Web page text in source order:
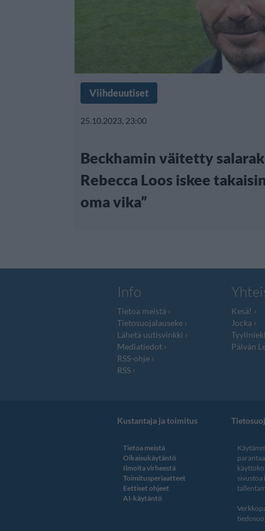
Viihdeuutiset
25.10.2023, 23:00
Beckhamin väitetty
Rebecca Loos iskee
oma vika”
Info
Tietoa meistä
Tietosuojalauseke
Lähetä uutisvinkki
Mediatiedot
RSS-ohje
RSS
Kesä!
Jocka
Päivän
Kustantaja ja toimitus
Tietoa meistä
Oikaisukäytäntö
Ilmoita virheestä
Toimitusperiaatteet
Eettiset ohjeet
AI-käytäntö
sivustoa